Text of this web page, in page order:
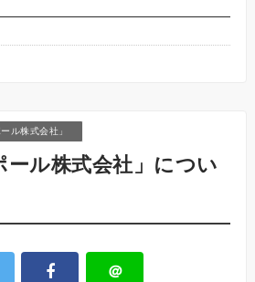
ル株式会社」
ール株式会社」につい
＠